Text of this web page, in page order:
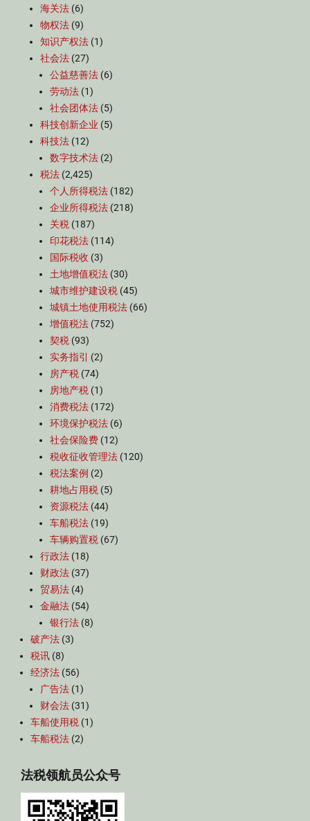
海关法 (6)
物权法 (9)
知识产权法 (1)
社会法 (27)
公益慈善法 (6)
劳动法 (1)
社会团体法 (5)
科技创新企业 (5)
科技法 (12)
数字技术法 (2)
税法 (2,425)
个人所得税法 (182)
企业所得税法 (218)
关税 (187)
印花税法 (114)
国际税收 (3)
土地增值税法 (30)
城市维护建设税 (45)
城镇土地使用税法 (66)
增值税法 (752)
契税 (93)
实务指引
(2)
房产税 (74)
房地产税 (1)
消费税法 (172)
环境保护税法 (6)
社会保险费 (12)
税收征收管理法 (120)
税法案例 (2)
耕地占用税 (5)
资源税法 (44)
车船税法 (19)
车辆购置税 (67)
行政法 (18)
财政法 (37)
贸易法 (4)
金融法 (54)
银行法 (8)
破产法 (3)
税讯 (8)
经济法 (56)
广告法 (1)
财会法 (31)
车船使用税 (1)
车船税法 (2)
法税领航员公众号